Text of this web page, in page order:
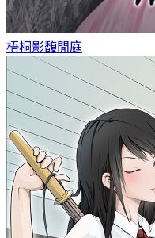
梧桐影馥閒庭